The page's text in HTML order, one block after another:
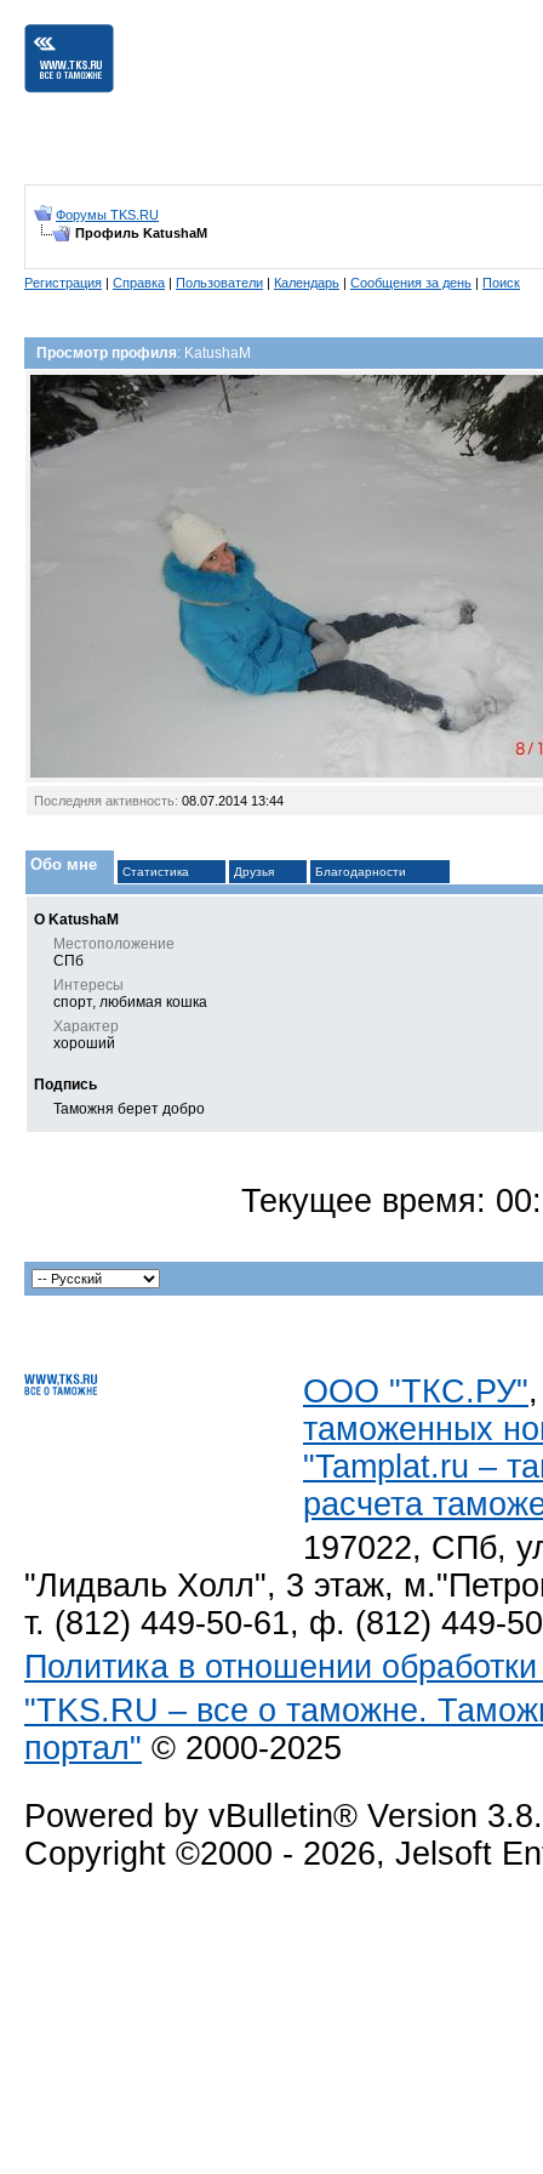
Форумы TKS.RU
Профиль KatushaM
Регистрация | Справка | Пользователи | Календарь | Сообщения за день | Поиск
Просмотр профиля: KatushaM
Последняя активность: 08.07.2014 13:44
Обо мне Статистика Друзья Благодарности
О KatushaM
Местоположение
СПб
Интересы
спорт, любимая кошка
Характер
хороший
Подпись
Таможня берет добро
Текущее время:
ООО "ТКС.РУ"
таможенных
"Tamplat.ru –
расчета
197022, СПб,
"Лидваль Холл", 3 этаж,
т. (812) 449-50-61, ф. (812) 449-
Политика в отношении
"TKS.RU – все о таможне.
портал" © 2000-2025
Powered by vBulletin® Version
Copyright ©2000 - 2026, Jelsoft